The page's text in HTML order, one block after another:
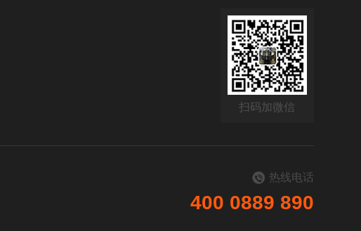
扫码加微信
热线电话
400 0889 890